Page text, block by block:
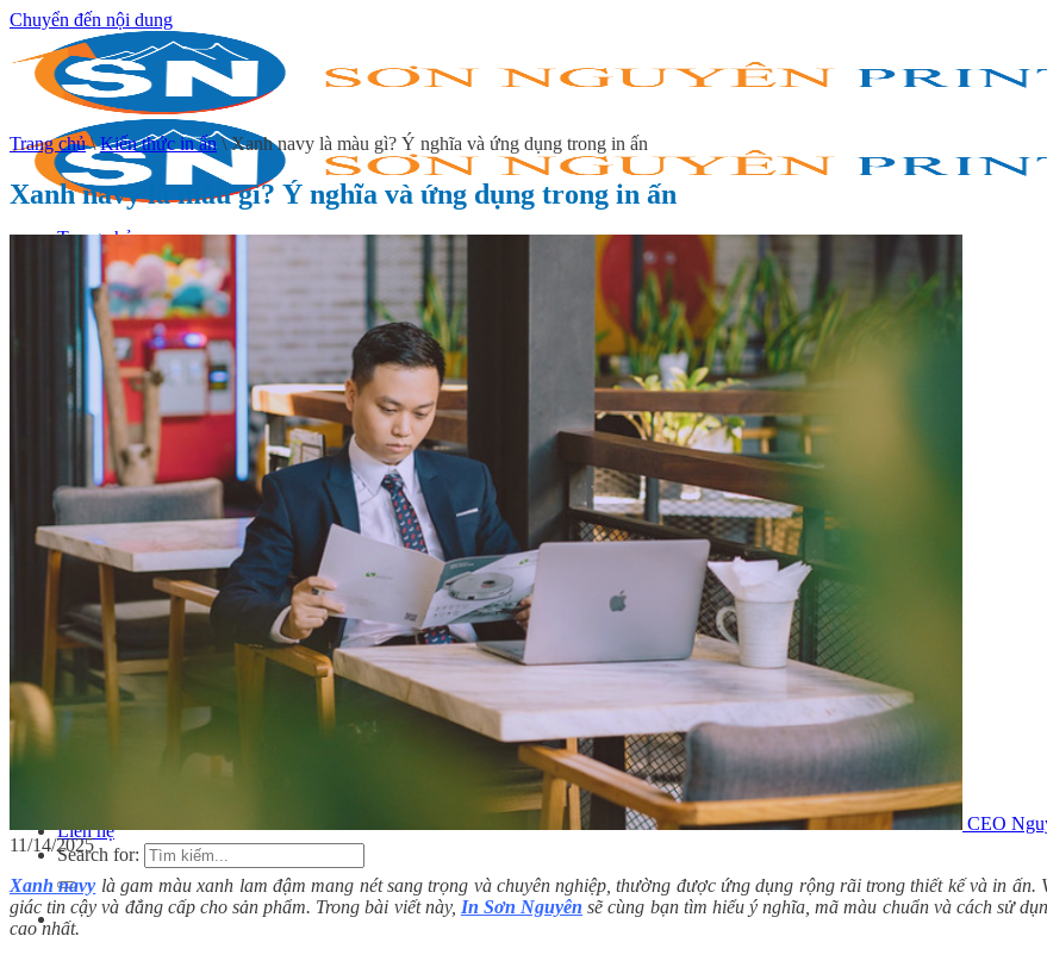
Chuyển đến nội dung
Trang chủ
Giới thiệu
In tem decal
In decal giấy
In decal nhựa
In decal trong
In decal xi bạc
In decal 7 bảy màu
In tem cuộn
In tem nhãn sản phẩm
In tem nhãn hóa chất
In tem nhãn thực phẩm
In tem nhãn mỹ phẩm
In tem dược phẩm
In tem nhãn rượu
In tem bảo hành
Ép nhũ
In dập chìm
Cán màng mờ
Cán màng bóng
Bế thành phẩm
Kiến thức in tem nhãn
Liên hệ
Search for:
Trang chủ\Kiến thức in ấn \Xanh navy là màu gì? Ý nghĩa và ứng dụng trong in ấn
Xanh navy là màu gì? Ý nghĩa và ứng dụng trong in ấn
CEO
11/14/2025
Xanh navy là gam màu xanh lam đậm mang nét sang trọng và chuyên nghiệp, thường được ứng dụng rộng rãi trong thiết kế và in
giác tin cậy và đẳng cấp cho sản phẩm. Trong bài viết này, In Sơn Nguyên sẽ cùng bạn tìm hiểu ý nghĩa, mã màu chuẩn và cách sử
cao nhất.